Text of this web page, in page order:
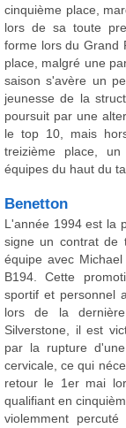
cinquième place,
lors de sa toute
forme lors du Grand
place, malgré une
saison s'avère un
jeunesse de la
poursuit par une
le top 10, mais
treizième place,
équipes du haut du
Benetton
L'année 1994 est la
signe un contrat de
équipe avec
B194. Cette
sportif et personnel
lors de la
Silverstone, il est
par la rupture
cervicale, ce qui
retour le 1er mai
qualifiant en
violemment